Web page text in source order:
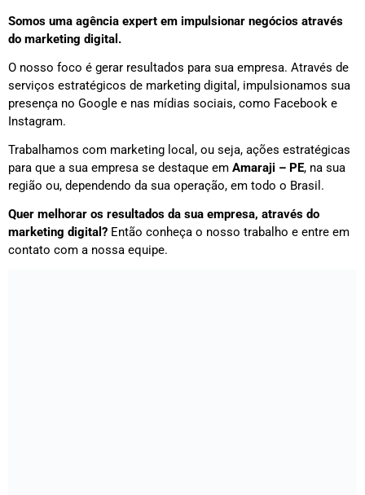
Somos uma agência expert em impulsionar negócios através
do marketing digital.
O nosso foco é gerar resultados para sua empresa. Através de
serviços estratégicos de marketing digital, impulsionamos sua
presença no Google e nas mídias sociais, como Facebook e
Instagram.
Trabalhamos com marketing local, ou seja, ações estratégicas
para que a sua empresa se destaque em Amaraji – PE, na sua
região ou, dependendo da sua operação, em todo o Brasil.
Quer melhorar os resultados da sua empresa, através do
marketing digital? Então conheça o nosso trabalho e entre em
contato com a nossa equipe.